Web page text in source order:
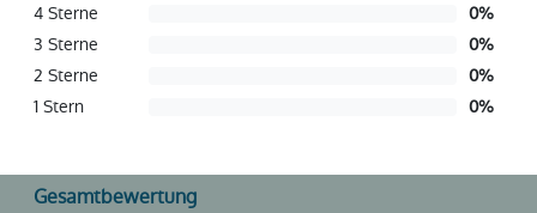
4 Sterne
0%
3 Sterne
0%
2 Sterne
0%
1 Stern
0%
Gesamtbewertung